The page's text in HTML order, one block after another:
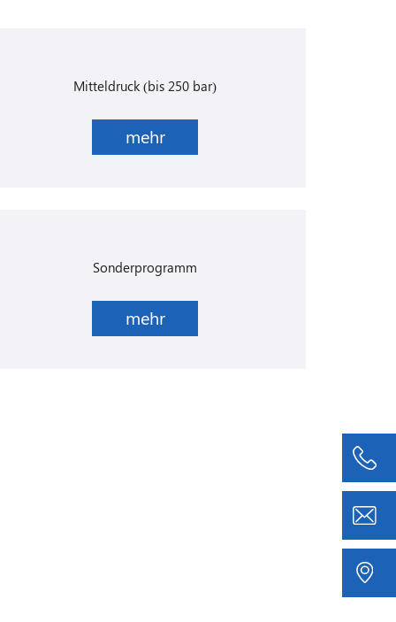
Mitteldruck (bis 250 bar)
mehr
Sonderprogramm
mehr